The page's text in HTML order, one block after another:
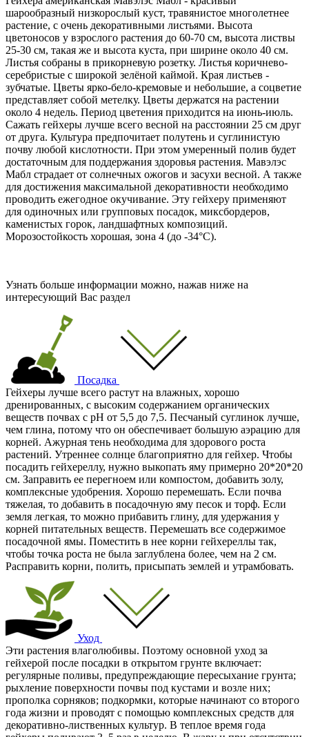
шарообразный низкорослый куст, травянистое многолетнее
растение, с очень декоративными листьями. Высота
цветоносов у взрослого растения до 60-70 см, высота листвы
25-30 см, такая же и высота куста, при ширине около 40 см.
Листья собраны в прикорневую розетку. Листья коричнево-
серебристые с широкой зелёной каймой. Края листьев -
зубчатые. Цветы ярко-бело-кремовые и небольшие, а соцветие
представляет собой метелку. Цветы держатся на растении
около 4 недель. Период цветения приходится на июнь-июль.
Сажать гейхеры лучше всего весной на расстоянии 25 см друг
от друга. Культура предпочитает полутень и суглинистую
почву любой кислотности. При этом умеренный полив будет
достаточным для поддержания здоровья растения. Мавэлэс
Мабл страдает от солнечных ожогов и засухи весной. А также
для достижения максимальной декоративности необходимо
проводить ежегодное окучивание. Эту гейхеру применяют
для одиночных или групповых посадок, миксбордеров,
каменистых горок, ландшафтных композиций.
Морозостойкость хорошая, зона 4 (до -34°С).
Узнать больше информации можно, нажав ниже на
интересующий Вас раздел
Посадка
Гейхеры лучше всего растут на влажных, хорошо
дренированных, с высоким содержанием органических
веществ почвах с рН от 5,5 до 7,5. Песчаный суглинок лучше,
чем глина, потому что он обеспечивает большую аэрацию для
корней. Ажурная тень необходима для здорового роста
растений. Утреннее солнце благоприятно для гейхер. Чтобы
посадить гейхереллу, нужно выкопать яму примерно 20*20*20
см. Заправить ее перегноем или компостом, добавить золу,
комплексные удобрения. Хорошо перемешать. Если почва
тяжелая, то добавить в посадочную яму песок и торф. Если
земля легкая, то можно прибавить глину, для удержания у
корней питательных веществ. Перемешать все содержимое
посадочной ямы. Поместить в нее корни гейхереллы так,
чтобы точка роста не была заглублена более, чем на 2 см.
Расправить корни, полить, присыпать землей и утрамбовать.
Уход
Эти растения влаголюбивы. Поэтому основной уход за
гейхерой после посадки в открытом грунте включает:
регулярные поливы, предупреждающие пересыхание грунта;
рыхление поверхности почвы под кустами и возле них;
прополка сорняков; подкормки, которые начинают со второго
года жизни и проводят с помощью комплексных средств для
декоративно-лиственных культур. В теплое время года